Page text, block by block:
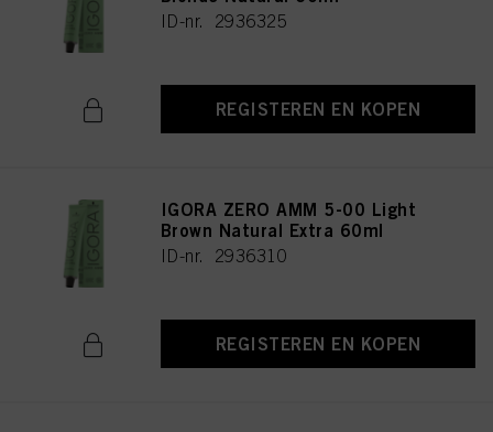
ID-nr. 2936325
REGISTEREN EN KOPEN
IGORA ZERO AMM 5-00 Light
Brown Natural Extra 60ml
ID-nr. 2936310
REGISTEREN EN KOPEN